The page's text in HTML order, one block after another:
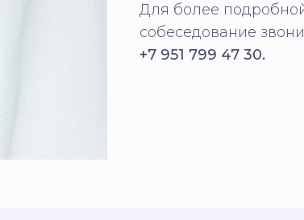
Для более
собеседование
+7 951 799 47 30.